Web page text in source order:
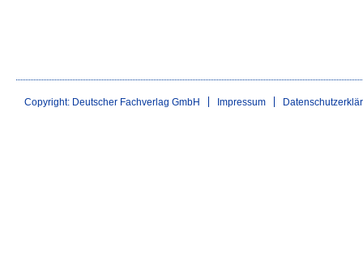
Copyright: Deutscher Fachverlag GmbH Impressum